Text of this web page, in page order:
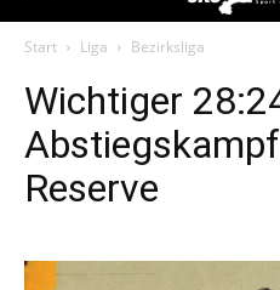
Start Liga Bezirksliga
Wichtiger
Reserve